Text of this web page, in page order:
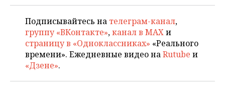
Подписывайтесь на телеграм-канал,
группу «ВКонтакте»,канал в MAXи
страницу в «Одноклассниках» «Реального
времени». Ежедневные видео наRutube и
«Дзене».